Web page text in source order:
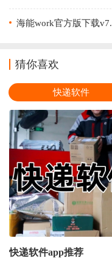
海能work官方版下载
猜你喜欢
快递软件
快递软件app推荐